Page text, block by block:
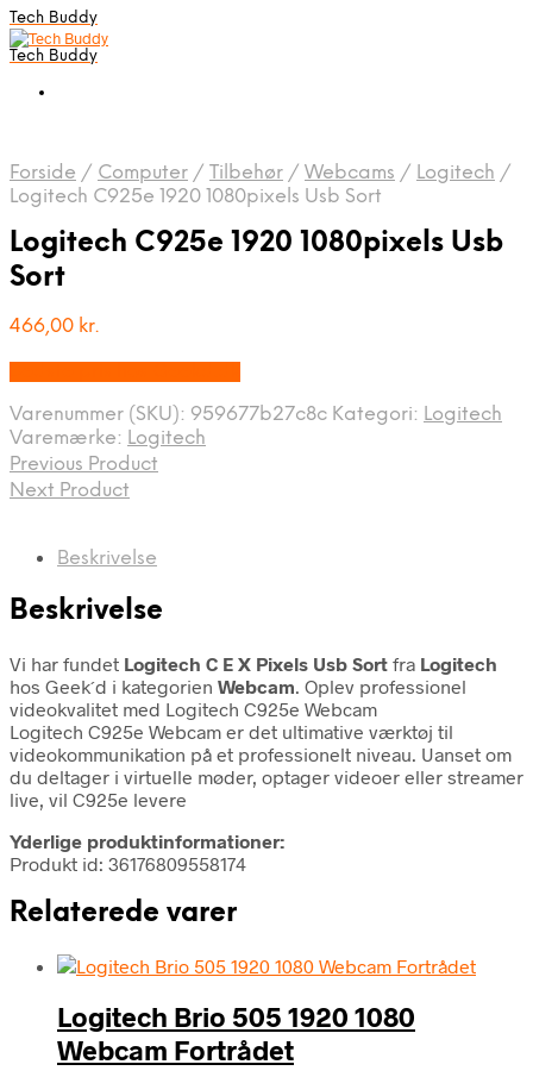
Tech Buddy
Tech Buddy
Forside / Computer / Tilbehør / Webcams / Logitech /
Logitech C925e 1920 1080pixels Usb Sort
Logitech C925e 1920 1080pixels Usb
Sort
466,00 kr.
Varenummer (SKU): 959677b27c8c Kategori: Logitech
Varemærke: Logitech
Previous Product
Next Product
Beskrivelse
Beskrivelse
Vi har fundet Logitech C E X Pixels Usb Sort fra Logitech
hos Geek´d i kategorien Webcam. Oplev professionel
videokvalitet med Logitech C925e Webcam
Logitech C925e Webcam er det ultimative værktøj til
videokommunikation på et professionelt niveau. Uanset om
du deltager i virtuelle møder, optager videoer eller streamer
live, vil C925e levere
Yderlige produktinformationer:
Produkt id: 36176809558174
Relaterede varer
Logitech Brio 505 1920 1080
Webcam Fortrådet